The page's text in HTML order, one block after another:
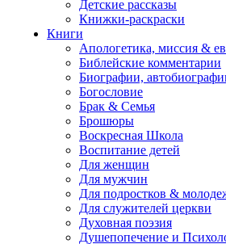
Детские рассказы
Книжки-раскраски
Книги
Апологетика, миссия &
Библейские комментарии
Биографии,
Богословие
Брак & Семья
Брошюры
Воскресная Школа
Воспитание детей
Для женщин
Для мужчин
Для подростков &
Для служителей церкви
Духовная поэзия
Душепопечение и